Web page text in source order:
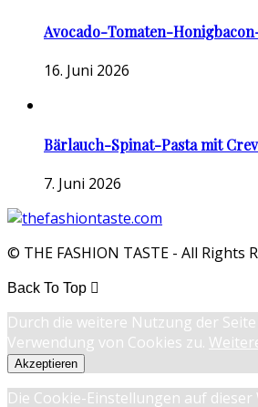
Avocado-Tomaten-
16. Juni 2026
Bärlauch-Spinat-Pasta mit
7. Juni 2026
© THE FASHION TASTE - All Rights
Back To Top
Durch die weitere Nutzung der
Verwendung von Cookies zu.
Akzeptieren
Die Cookie-Einstellungen auf